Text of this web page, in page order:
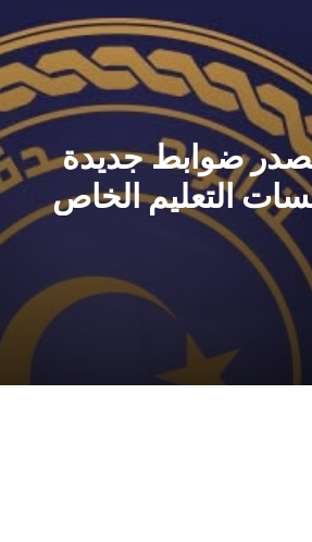
يصدر ضوابط جديدة
التعليم الخاص